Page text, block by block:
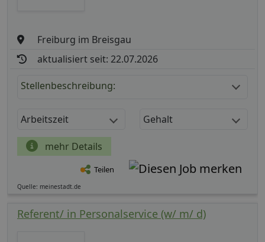
Freiburg im Breisgau
aktualisiert seit: 22.07.2026
Stellenbeschreibung:
Arbeitszeit Gehalt
mehr Details
Teilen
Quelle: meinestadt.de
Referent/ in Personalservice (w/ m/ d)